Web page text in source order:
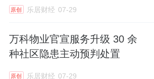
原创 乐居财经 07-29
万科物业官宣服务升级 30 余
种社区隐患主动预判处置
原创 乐居财经 07-29